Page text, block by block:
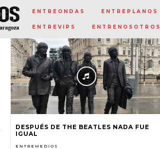
ENTREONDAS ENTREPLANOS
ENTREVIPS ENTRENOSOTROS
DESPUÉS DE THE BEATLES NADA FUE
IGUAL
ENTREMEDIOS